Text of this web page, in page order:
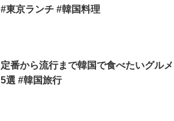
#東京ランチ #韓国料理
定番から流行まで韓国で食べたいグルメ
5選 #韓国旅行